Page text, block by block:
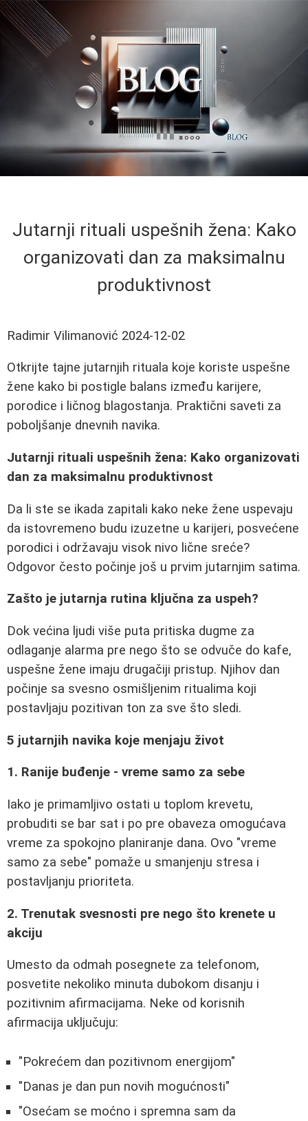
Jutarnji rituali uspešnih žena: Kako
organizovati dan za maksimalnu
produktivnost
Radimir Vilimanović 2024-12-02
Otkrijte tajne jutarnjih rituala koje koriste uspešne
žene kako bi postigle balans između karijere,
porodice i ličnog blagostanja. Praktični saveti za
poboljšanje dnevnih navika.
Jutarnji rituali uspešnih žena: Kako organizovati
dan za maksimalnu produktivnost
Da li ste se ikada zapitali kako neke žene uspevaju
da istovremeno budu izuzetne u karijeri, posvećene
porodici i održavaju visok nivo lične sreće?
Odgovor često počinje još u prvim jutarnjim satima.
Zašto je jutarnja rutina ključna za uspeh?
Dok većina ljudi više puta pritiska dugme za
odlaganje alarma pre nego što se odvuče do kafe,
uspešne žene imaju drugačiji pristup. Njihov dan
počinje sa svesno osmišljenim ritualima koji
postavljaju pozitivan ton za sve što sledi.
5 jutarnjih navika koje menjaju život
1. Ranije buđenje - vreme samo za sebe
Iako je primamljivo ostati u toplom krevetu,
probuditi se bar sat i po pre obaveza omogućava
vreme za spokojno planiranje dana. Ovo "vreme
samo za sebe" pomaže u smanjenju stresa i
postavljanju prioriteta.
2. Trenutak svesnosti pre nego što krenete u
akciju
Umesto da odmah posegnete za telefonom,
posvetite nekoliko minuta dubokom disanju i
pozitivnim afirmacijama. Neke od korisnih
afirmacija uključuju:
"Pokrećem dan pozitivnom energijom"
"Danas je dan pun novih mogućnosti"
"Osećam se moćno i spremna sam da